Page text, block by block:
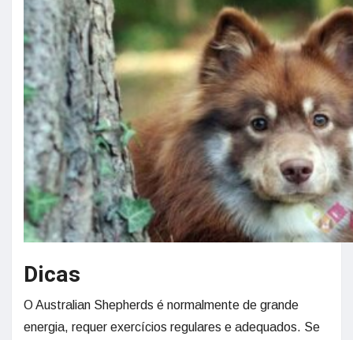
Dicas
O Australian Shepherds é normalmente de grande
energia, requer exercícios regulares e adequados. Se